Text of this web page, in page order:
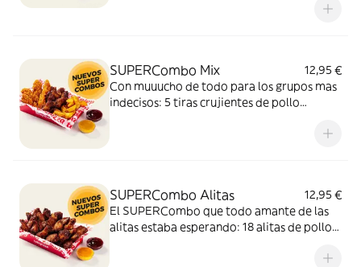
de solomillos de pollo, tiernos y sabrosos,
SUPERCombo Mix
12,95 €
Con muuucho de todo para los grupos mas
indecisos: 5 tiras crujientes de pollo
acompañadas con salsa barbacoa y miel y
SUPERCombo Alitas
12,95 €
El SUPERCombo que todo amante de las
alitas estaba esperando: 18 alitas de pollo